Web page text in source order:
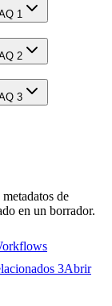
1
2
3
de
en un borrador.
3Abrir